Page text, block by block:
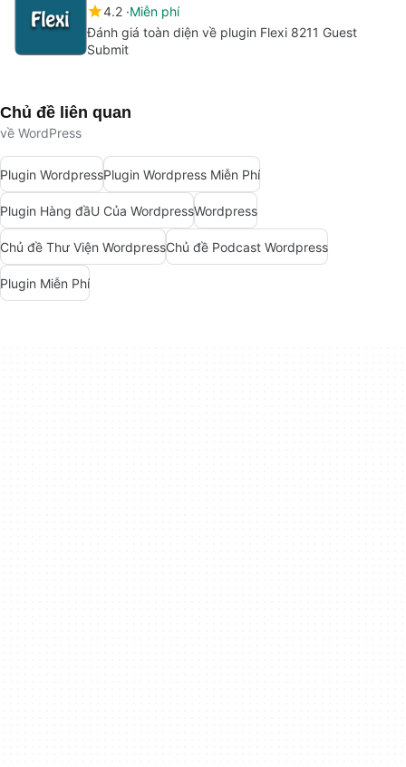
4.2 Miễn phí
Đánh giá toàn diện về plugin Flexi 8211 Guest
Submit
Chủ đề liên quan
về WordPress
Plugin WordpressPlugin Wordpress Miễn Phí
Plugin Hàng đầU Của WordpressWordpress
Chủ đề Thư Viện WordpressChủ đề Podcast Wordpress
Plugin Miễn Phí